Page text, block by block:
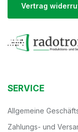
Vertrag
SERVICE
Allgemeine
Zahlungs- und